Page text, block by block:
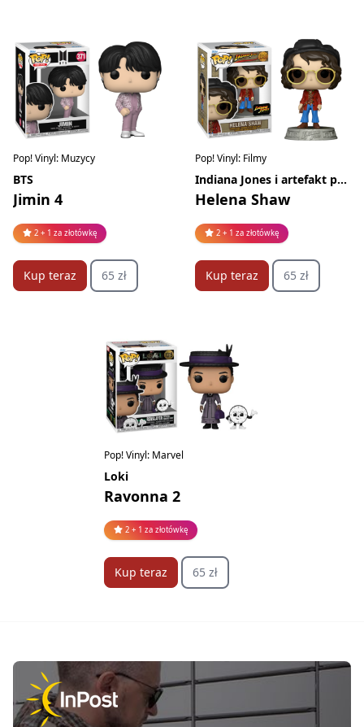
Pop! Vinyl: Muzycy
BTS
Jimin 4
2 + 1 za złotówkę
Kup teraz 65 zł
Pop! Vinyl: Filmy
Indiana Jones i artefakt przeznaczenia
Helena Shaw
2 + 1 za złotówkę
Kup teraz 65 zł
Pop! Vinyl: Marvel
Loki
Ravonna 2
2 + 1 za złotówkę
Kup teraz 65 zł